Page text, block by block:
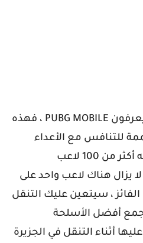
PUBG MOBILE ، فهذه
للتنافس مع الأعداء
وتحدي الأصدقاء. ستواجه أكثر من 100 لاعب
يزال هناك لاعب واحد على
، سيتعين عليك التنقل
أفضل الأسلحة
أثناء التنقل في الجزيرة